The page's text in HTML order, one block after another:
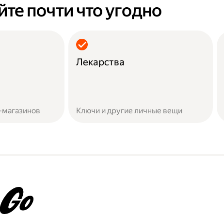
почти что угодно
Лекарства
Ключи и другие личные вещи